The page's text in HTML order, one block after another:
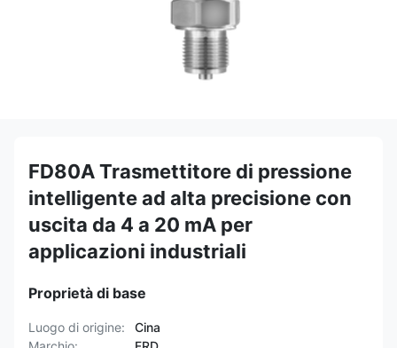
FD80A Trasmettitore di pressione
intelligente ad alta precisione con
uscita da 4 a 20 mA per
applicazioni industriali
Proprietà di base
Luogo di origine:
Cina